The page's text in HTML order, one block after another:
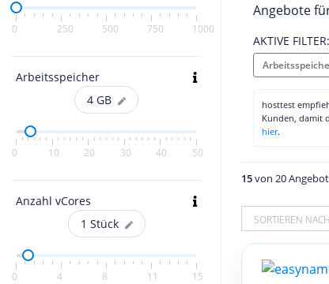
0 250 500 750 1000
Arbeitsspeicher
4 GB
0 10 20 30 40 50
Anzahl vCores
1 Stück
0 4 8 11 15
Angebote
AKTIVE FILTER:
hosttest
Kunden, damit
hier.
15von 20
SORTIEREN